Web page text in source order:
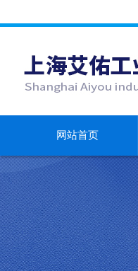
网站首页